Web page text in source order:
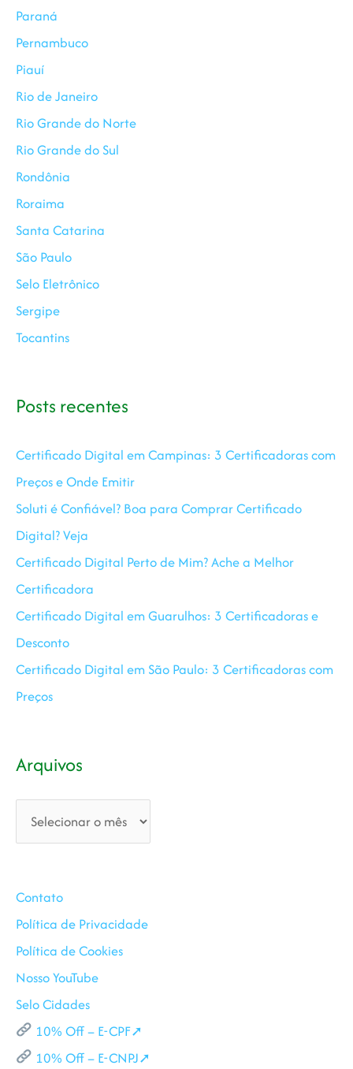
Paraná
Pernambuco
Piauí
Rio de Janeiro
Rio Grande do Norte
Rio Grande do Sul
Rondônia
Roraima
Santa Catarina
São Paulo
Selo Eletrônico
Sergipe
Tocantins
Posts recentes
Certificado Digital em Campinas: 3 Certificadoras com
Preços e Onde Emitir
Soluti é Confiável? Boa para Comprar Certificado
Digital? Veja
Certificado Digital Perto de Mim? Ache a Melhor
Certificadora
Certificado Digital em Guarulhos: 3 Certificadoras e
Desconto
Certificado Digital em São Paulo: 3 Certificadoras com
Preços
Arquivos
Arquivos
Contato
Política de Privacidade
Política de Cookies
Nosso YouTube
Selo Cidades
10% Off – E-CPF➚
10% Off – E-CNPJ➚